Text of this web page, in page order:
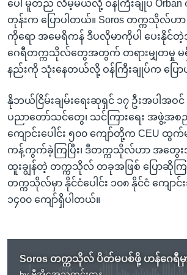
ပေါ် မူတည် လိမ့်မယ်လို့ ဝန်ကြီးချုပ် Orban
တုန်းက ပြောပါတယ်။ Soros တက္ကသိုလ်ဟ
ကိုရော အမေရိကန် ဒီပလိုမာကိုပါ ပေးနိုင်
ဂေရီတက္ကသိုလ်တွေအတွက် တရားမျှတမှု
နည်းကို သုံးနေတယ်လို့ ဝန်ကြီးချုပ်က ပြော
နိုဘယ်ငြိမ်းချမ်းရေးဆုရှင် ၁၇ ဦးအပါအဝ
ပညာတော်သင်တွေ၊ သင်ကြားရေး အဖွဲ့အ
ကျောင်းပေါင်း ၅၀၀ ကျော်တို့က CEU ထွက်
ကန့်ကွက်ခဲ့ကြပြီး၊ ဒီတက္ကသိုလ်ဟာ အတွေးအ
ထူးချွန်တဲ့ တက္ကသိုလ် တခုအဖြစ် ပြောဆိုကြ
တက္ကသိုလ်မှာ နိုင်ငံပေါင်း ၁၀၈ နိုင်ငံ ကျောင်
၁၄၀၀ ကျော်ရှိပါတယ်။
Soros တက္ကသိုလ် ပိတ်မပစ်ဖို့ ဟန်ဂေရီမှာ